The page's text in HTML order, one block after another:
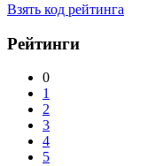
Взять код рейтинга
Рейтинги
0
1
2
3
4
5